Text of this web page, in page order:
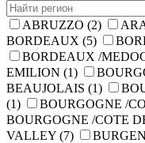
ABRUZZO (2)
BORDEAUX (5)
BORDEAUX /
EMILION (1)
BEAUJOLAIS (1)
(1)
BOURGOGNE /
BOURGOGNE /COTE
VALLEY (7)